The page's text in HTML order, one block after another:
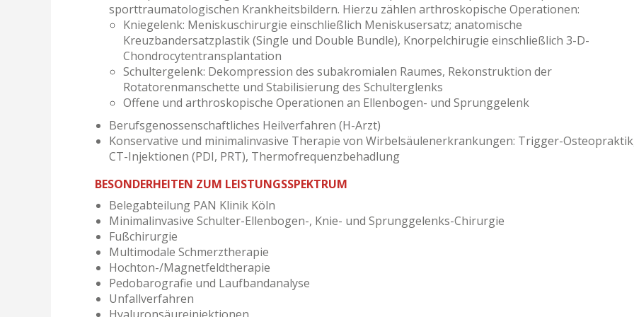
sporttraumatologischen Krankheitsbildern. Hierzu zählen arthroskopische Operationen:
Kniegelenk: Meniskuschirurgie einschließlich Meniskusersatz; anatomische
Kreuzbandersatzplastik (Single und Double Bundle), Knorpelchirugie einschließlich 3-D-
Chondrocytentransplantation
Schultergelenk: Dekompression des subakromialen Raumes, Rekonstruktion der
Rotatorenmanschette und Stabilisierung des Schulterglenks
Offene und arthroskopische Operationen an Ellenbogen- und Sprunggelenk
Berufsgenossenschaftliches Heilverfahren (H-Arzt)
Konservative und minimalinvasive Therapie von Wirbelsäulenerkrankungen: Trigger-
CT-Injektionen (PDI, PRT), Thermofrequenzbehadlung
BESONDERHEITEN ZUM LEISTUNGSSPEKTRUM
Belegabteilung PAN Klinik Köln
Minimalinvasive Schulter-Ellenbogen-, Knie- und Sprunggelenks-Chirurgie
Fußchirurgie
Multimodale Schmerztherapie
Hochton-/Magnetfeldtherapie
Pedobarografie und Laufbandanalyse
Unfallverfahren